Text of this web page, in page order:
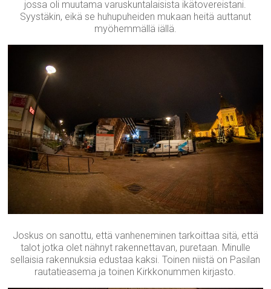
jossa oli muutama varuskuntalaisista ikätovereistani.
Syystäkin, eikä se huhupuheiden mukaan heitä auttanut
myöhemmällä iällä.
Joskus on sanottu, että vanheneminen tarkoittaa sitä, että
talot jotka olet nähnyt rakennettavan, puretaan. Minulle
sellaisia rakennuksia edustaa kaksi. Toinen niistä on Pasilan
rautatieasema ja toinen Kirkkonummen kirjasto.